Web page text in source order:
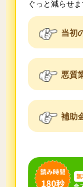
ぐっと減らせま
当初
悪質
補助